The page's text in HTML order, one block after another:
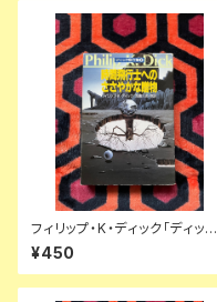
フィリップ・K・ディック「ディック
傑作集② 時間飛行士へのささ
やかな贈物」浅倉久志・他訳 ハ
ヤカワSF文庫 早川書房
¥450